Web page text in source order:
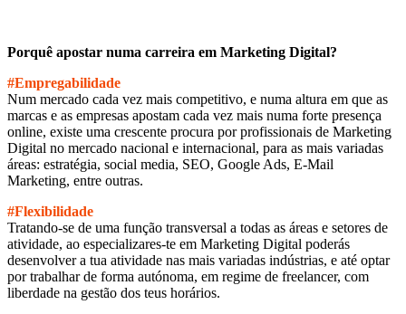
Porquê apostar numa carreira em Marketing Digital?
#Empregabilidade
Num mercado cada vez mais competitivo, e numa altura em que as
marcas e as empresas apostam cada vez mais numa forte presença
online, existe uma crescente procura por profissionais de Marketing
Digital no mercado nacional e internacional, para as mais variadas
áreas: estratégia, social media, SEO, Google Ads, E-Mail
Marketing, entre outras.
#Flexibilidade
Tratando-se de uma função transversal a todas as áreas e setores de
atividade, ao especializares-te em Marketing Digital poderás
desenvolver a tua atividade nas mais variadas indústrias, e até optar
por trabalhar de forma autónoma, em regime de freelancer, com
liberdade na gestão dos teus horários.